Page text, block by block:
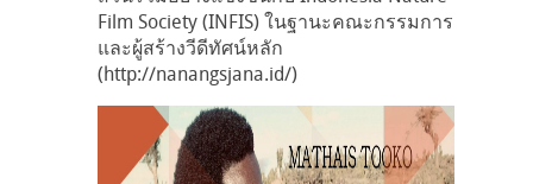
Film Society (INFIS) ในฐานะคณะกรรมการ
และผู้สร้างวีดีทัศน์หลัก
(http://nanangsjana.id/)